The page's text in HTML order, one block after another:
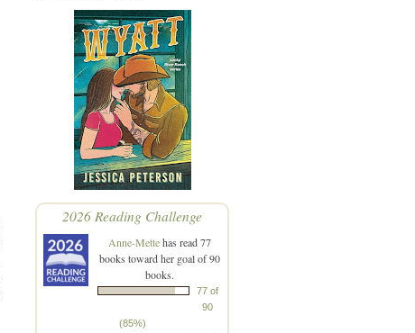
2026 Reading Challenge
Anne-Mettehas read 77
books toward her goal of 90
books.
77 of
90
(85%)